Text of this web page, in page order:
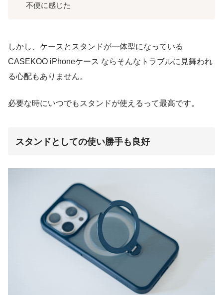
不便に感じた
しかし、ケースとスタンドが一体型になっている
CASEKOO iPhoneケース ならそんなトラブルに見舞われ
る心配もありません。
必要な時にいつでもスタンドが使えるって最高です。
スタンドとしての使い勝手も良好